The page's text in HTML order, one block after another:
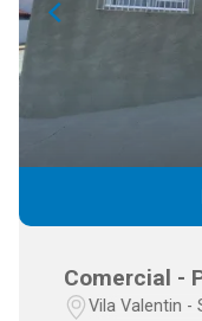
Comercial -
Vila Valentin -